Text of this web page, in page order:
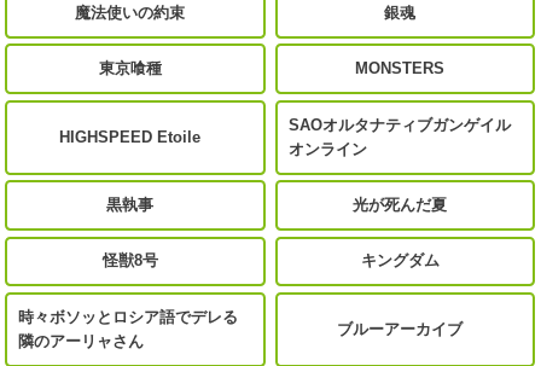
魔法使いの約束 銀魂
東京喰種 MONSTERS
HIGHSPEED Etoile
SAOオルタナティブガンゲイル
オンライン
黒執事 光が死んだ夏
怪獣8号 キングダム
時々ボソッとロシア語でデレる
隣のアーリャさん
ブルーアーカイブ